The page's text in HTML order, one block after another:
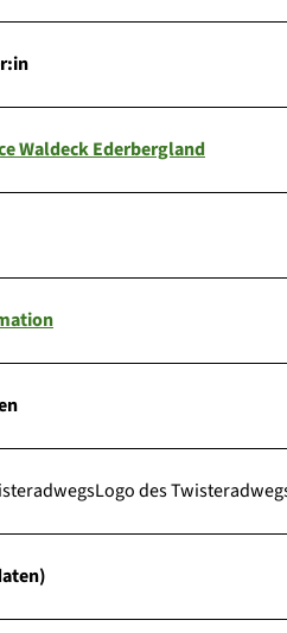
Waldeck Ederbergland
Logo des